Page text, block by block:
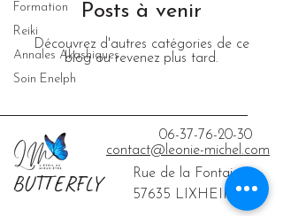
Formation
Reiki
Annales Akashiques
Soin Enelph
Posts à venir
Découvrez d'autres catégories de ce
blog ou revenez plus tard.
BUTTERFLY
06-37-76-20-30
contact@leonie-michel.com
Rue de la Fontaine
57635 LIXHEIM